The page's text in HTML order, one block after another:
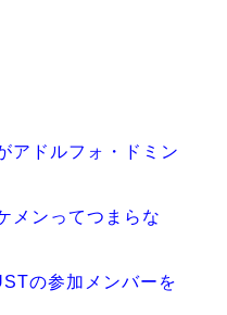
アドルフォ・ドミン
メンってつまらな
の参加メンバーを